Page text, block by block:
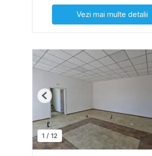
Vezi mai multe detalii
1 / 12
Previous